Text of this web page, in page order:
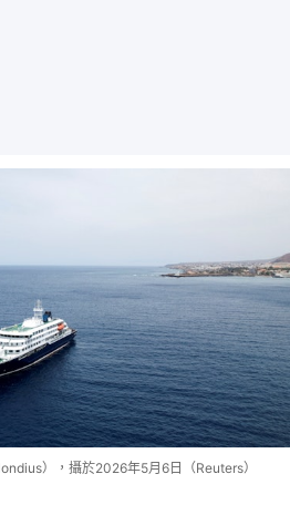
），攝於2026年5月6日（Reuters）